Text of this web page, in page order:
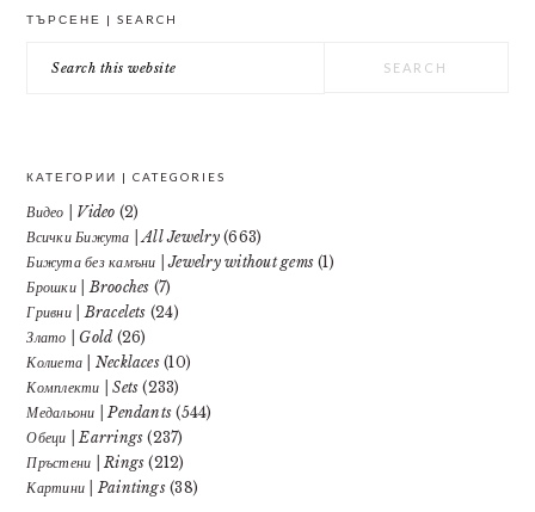
ТЪРСЕНЕ | SEARCH
this
КАТЕГОРИИ | CATEGORIES
Видео | Video (2)
Всички Бижута | All Jewelry(663)
Бижута без камъни | Jewelry without gems (1)
Брошки | Brooches (7)
Гривни | Bracelets (24)
Злато | Gold (26)
Колиета | Necklaces(10)
Комплекти | Sets (233)
Медальони | Pendants (544)
Обеци | Earrings (237)
Пръстени | Rings (212)
Картини | Paintings(38)